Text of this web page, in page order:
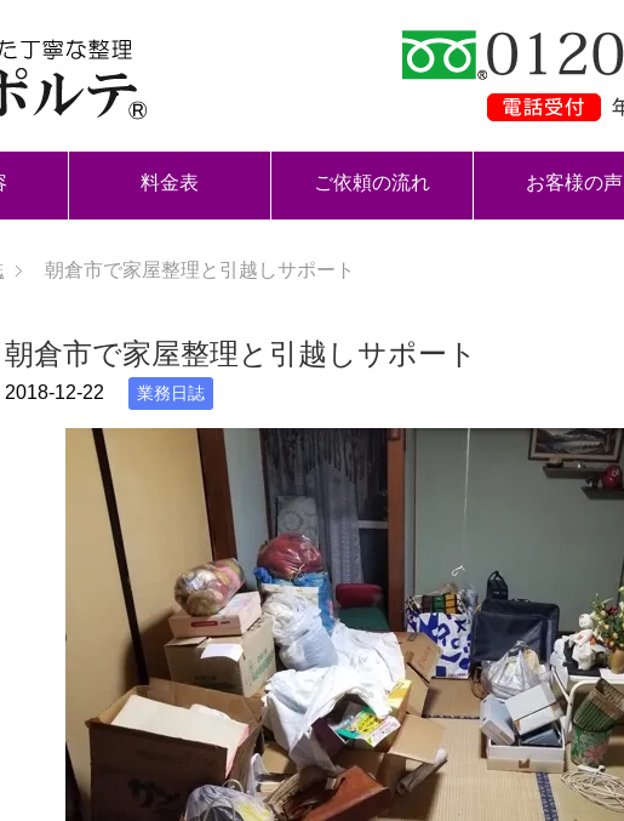
料金表 ご依頼の流れ お客様の声
朝倉市で家屋整理と引越しサポート
朝倉市で家屋整理と引越しサポート
2018-12-22 業務日誌